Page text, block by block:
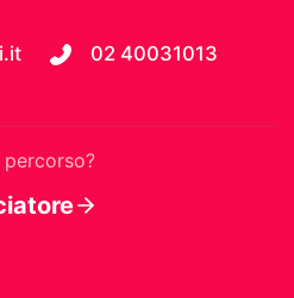
02 40031013